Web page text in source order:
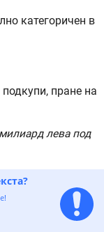
категоричен в
пране на
лева под